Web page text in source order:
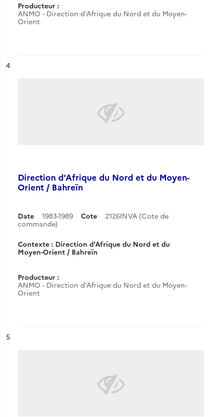
Producteur :
ANMO - Direction d'Afrique du Nord et du Moyen-
Orient
n°
4
Direction d'Afrique du Nord et du Moyen-
Orient / Bahreïn
Date 1983-1989 Cote
2126INVA (Cote de
commande)
Contexte : Direction d'Afrique du Nord et du
Moyen-Orient / Bahreïn
Producteur :
ANMO - Direction d'Afrique du Nord et du Moyen-
Orient
n°
5